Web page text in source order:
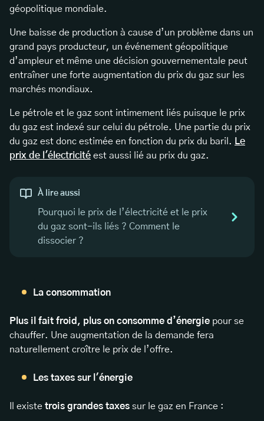
géopolitique mondiale.
Une baisse de production à cause d’un problème dans un
grand pays producteur, un événement géopolitique
d’ampleur et même une décision gouvernementale peut
entraîner une forte augmentation du prix du gaz sur les
marchés mondiaux.
Le pétrole et le gaz sont intimement liés puisque le prix
du gaz est indexé sur celui du pétrole. Une partie du prix
du gaz est donc estimée en fonction du prix du baril. Le
prix de l'électricité est aussi lié au prix du gaz.
À lire aussi
Pourquoi le prix de l’électricité et le prix
du gaz sont-ils liés ? Comment le
dissocier ?
La consommation
Plus il fait froid, plus on consomme d’énergie pour se
chauffer. Une augmentation de la demande fera
naturellement croître le prix de l’offre.
Les taxes sur l'énergie
Il existe trois grandes taxes sur le gaz en France :